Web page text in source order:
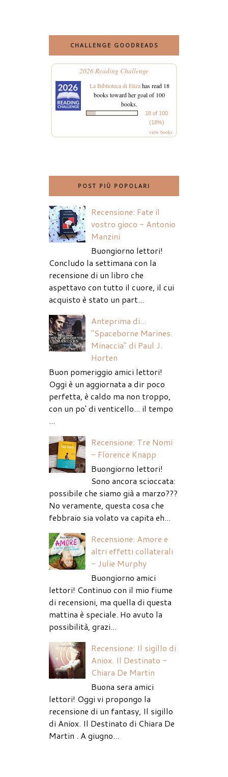
CHALLENGE GOODREADS
2026 Reading Challenge
La Biblioteca di Elizahas read 18
books toward her goal of 100
books.
18 of 100
(18%)
view books
POST PIÙ POPOLARI
Recensione: Fate il
vostro gioco - Antonio
Manzini
Buongiorno lettori!
Concludo la settimana con la
recensione di un libro che
aspettavo con tutto il cuore, il cui
acquisto è stato un part...
Anteprima di...
"Spaceborne Marines.
Minaccia" di Paul J.
Horten
Buon pomeriggio amici lettori!
Oggi è un aggiornata a dir poco
perfetta, è caldo ma non troppo,
con un po' di venticello... il tempo
...
Recensione: Tre Nomi
- Florence Knapp
Buongiorno lettori!
Sono ancora scioccata:
possibile che siamo già a marzo???
No veramente, questa cosa che
febbraio sia volato va capita eh...
Recensione: Amore e
altri effetti collaterali
- Julie Murphy
Buongiorno amici
lettori! Continuo con il mio fiume
di recensioni, ma quella di questa
mattina è speciale. Ho avuto la
possibilità, grazi...
Recensione: Il sigillo di
Aniox. Il Destinato -
Chiara De Martin
Buona sera amici
lettori! Oggi vi propongo la
recensione di un fantasy, Il sigillo
di Aniox. Il Destinato di Chiara De
Martin . A giugno...